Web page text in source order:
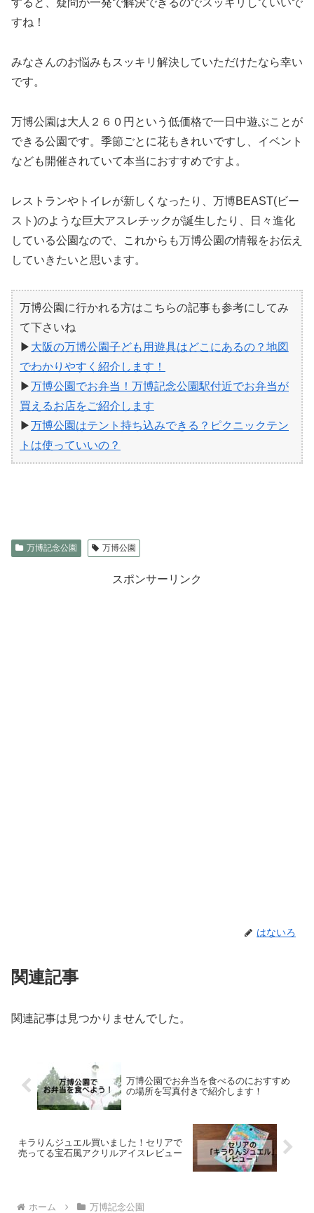
すると、疑問が一発で解決できるのでスッキリしていいで
すね！
みなさんのお悩みもスッキリ解決していただけたなら幸い
です。
万博公園は大人２６０円という低価格で一日中遊ぶことが
できる公園です。季節ごとに花もきれいですし、イベント
なども開催されていて本当におすすめですよ。
レストランやトイレが新しくなったり、万博BEAST(ビー
スト)のような巨大アスレチックが誕生したり、日々進化
している公園なので、これからも万博公園の情報をお伝え
していきたいと思います。
万博公園に行かれる方はこちらの記事も参考にしてみ
て下さいね
▶ 大阪の万博公園子ども用遊具はどこにあるの？地図
でわかりやすく紹介します！
▶万博公園でお弁当！万博記念公園駅付近でお弁当が
買えるお店をご紹介します
▶万博公園はテント持ち込みできる？ピクニックテン
トは使っていいの？
万博記念公園 万博公園
スポンサーリンク
はないろ
関連記事
関連記事は見つかりませんでした。
万博公園でお弁当を食べるのにおすすめ
の場所を写真付きで紹介します！
キラりんジュエル買いました！セリアで
売ってる宝石風アクリルアイスレビュー
ホーム 万博記念公園